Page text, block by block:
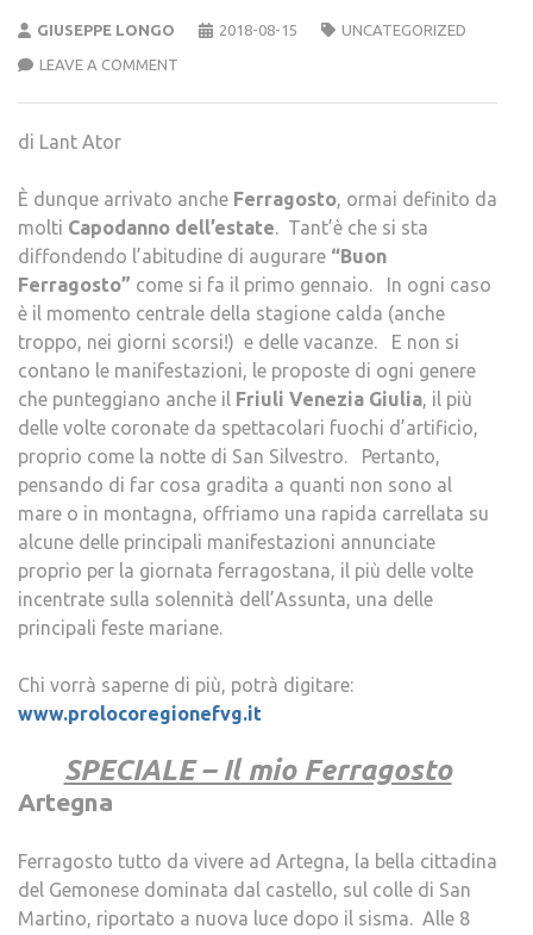
GIUSEPPE LONGO 2018-08-15 UNCATEGORIZED
LEAVE A COMMENT
di Lant Ator
È dunque arrivato anche Ferragosto, ormai definito da
molti Capodanno dell’estate. Tant’è che si sta
diffondendo l’abitudine di augurare “Buon
Ferragosto” come si fa il primo gennaio. In ogni caso
è il momento centrale della stagione calda (anche
troppo, nei giorni scorsi!) e delle vacanze. E non si
contano le manifestazioni, le proposte di ogni genere
che punteggiano anche il Friuli Venezia Giulia, il più
delle volte coronate da spettacolari fuochi d’artificio,
proprio come la notte di San Silvestro. Pertanto,
pensando di far cosa gradita a quanti non sono al
mare o in montagna, offriamo una rapida carrellata su
alcune delle principali manifestazioni annunciate
proprio per la giornata ferragostana, il più delle volte
incentrate sulla solennità dell’Assunta, una delle
principali feste mariane.
Chi vorrà saperne di più, potrà digitare:
www.prolocoregionefvg.it
SPECIALE – Il mio Ferragosto
Artegna
Ferragosto tutto da vivere ad Artegna, la bella cittadina
del Gemonese dominata dal castello, sul colle di San
Martino, riportato a nuova luce dopo il sisma. Alle 8